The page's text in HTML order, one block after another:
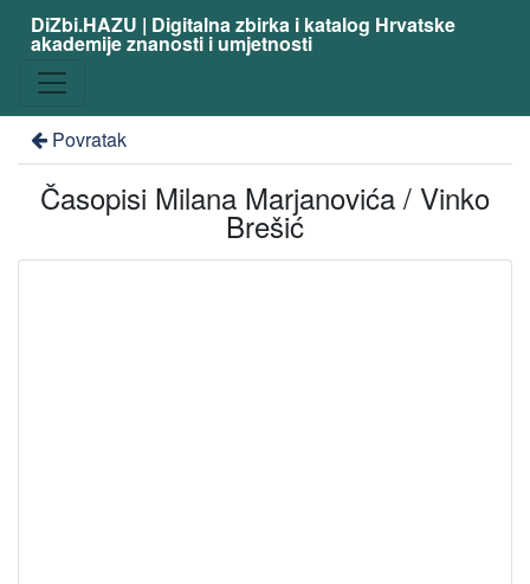
DiZbi.HAZU | Digitalna zbirka i katalog Hrvatske
akademije znanosti i umjetnosti
Povratak
Časopisi Milana Marjanovića / Vinko
Brešić